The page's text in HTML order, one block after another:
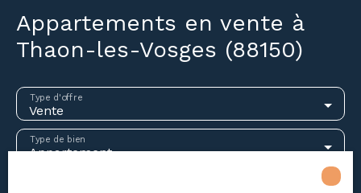
Estimez votre bien
Appartements en vente à
Thaon-les-Vosges (88150)
Vente
Type d'offre
Appartement
Type de bien